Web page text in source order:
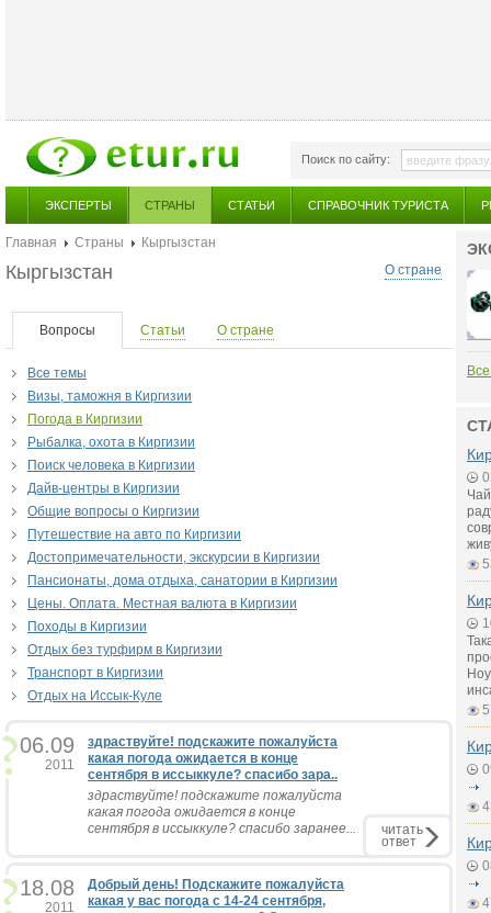
Поиск по сайту:
ЭКСПЕРТЫ СТРАНЫ СТАТЬИ СПРАВОЧНИК ТУРИСТА
Главная Страны
Кыргызстан
О стране
Кыргызстан
Вопросы Статьи О стране
Все темы
Визы, таможня в Киргизии
Погода в Киргизии
Рыбалка, охота в Киргизии
Поиск человека в Киргизии
Дайв-центры в Киргизии
Общие вопросы о Киргизии
Путешествие на авто по Киргизии
Достопримечательности, экскурсии в Киргизии
Пансионаты, дома отдыха, санатории в Киргизии
Цены. Оплата. Местная валюта в Киргизии
Походы в Киргизии
Отдых без турфирм в Киргизии
Транспорт в Киргизии
Отдых на Иссык-Куле
06.09
2011
здраствуйте! подскажите пожалуйста
какая погода ожидается в конце
сентября в иссыккуле? спасибо зара..
здраствуйте! подскажите пожалуйста
какая погода ожидается в конце
сентября в иссыккуле? спасибо заранее...
читать
ответ
18.08
2011
Добрый день! Подскажите пожалуйста
какая у вас погода с 14-24 сентября,